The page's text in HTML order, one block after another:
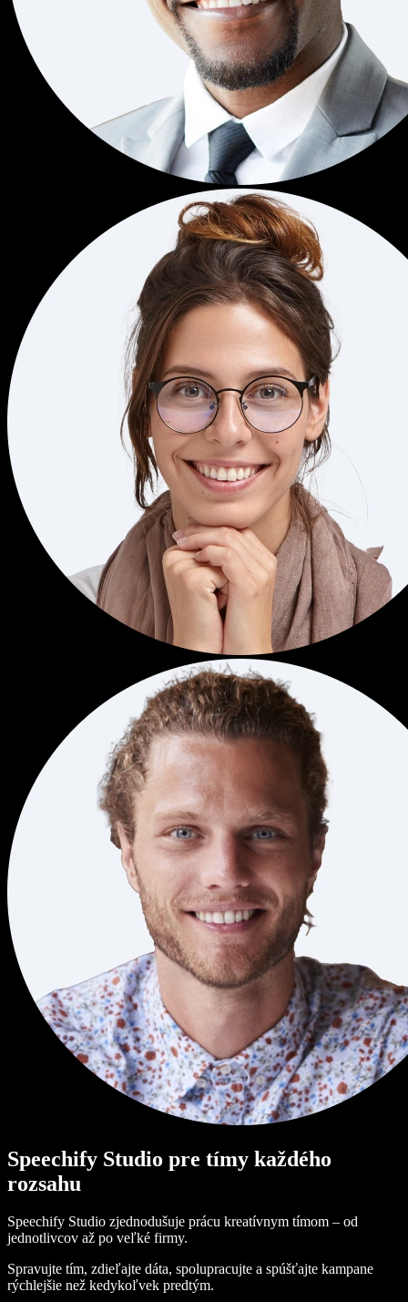
Speechify Studio pre tímy každého
rozsahu
Speechify Studio zjednodušuje prácu kreatívnym tímom – od
jednotlivcov až po veľké firmy.
Spravujte tím, zdieľajte dáta, spolupracujte a spúšťajte kampane
rýchlejšie než kedykoľvek predtým.